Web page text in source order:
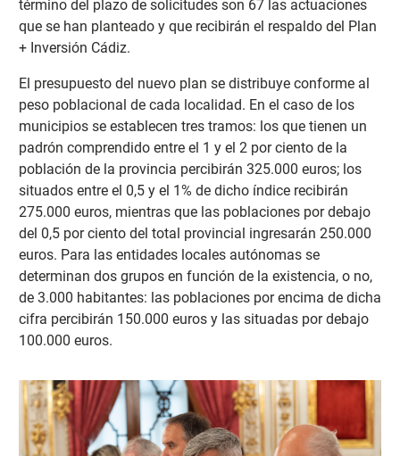
término del plazo de solicitudes son 67 las actuaciones
que se han planteado y que recibirán el respaldo del Plan
+ Inversión Cádiz.
El presupuesto del nuevo plan se distribuye conforme al
peso poblacional de cada localidad. En el caso de los
municipios se establecen tres tramos: los que tienen un
padrón comprendido entre el 1 y el 2 por ciento de la
población de la provincia percibirán 325.000 euros; los
situados entre el 0,5 y el 1% de dicho índice recibirán
275.000 euros, mientras que las poblaciones por debajo
del 0,5 por ciento del total provincial ingresarán 250.000
euros. Para las entidades locales autónomas se
determinan dos grupos en función de la existencia, o no,
de 3.000 habitantes: las poblaciones por encima de dicha
cifra percibirán 150.000 euros y las situadas por debajo
100.000 euros.